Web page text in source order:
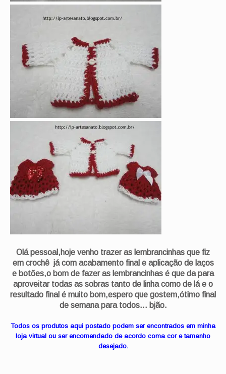
Olá pessoal,hoje venho trazer as lembrancinhas que fiz
em crochê já com acabamento final e aplicação de laços
e botões,o bom de fazer as lembrancinhas é que da para
aproveitar todas as sobras tanto de linha como de lá e o
resultado final é muito bom,espero que gostem,ótimo final
de semana para todos… bjão.
Todos os produtos aqui postado podem ser encontrados em minha
loja virtual ou ser encomendado de acordo coma cor e tamanho
desejado.